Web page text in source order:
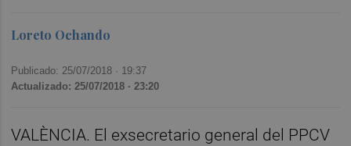
Loreto Ochando
Publicado: 25/07/2018 · 19:37
Actualizado: 25/07/2018 · 23:20
VALÈNCIA. El exsecretario general del PPCV